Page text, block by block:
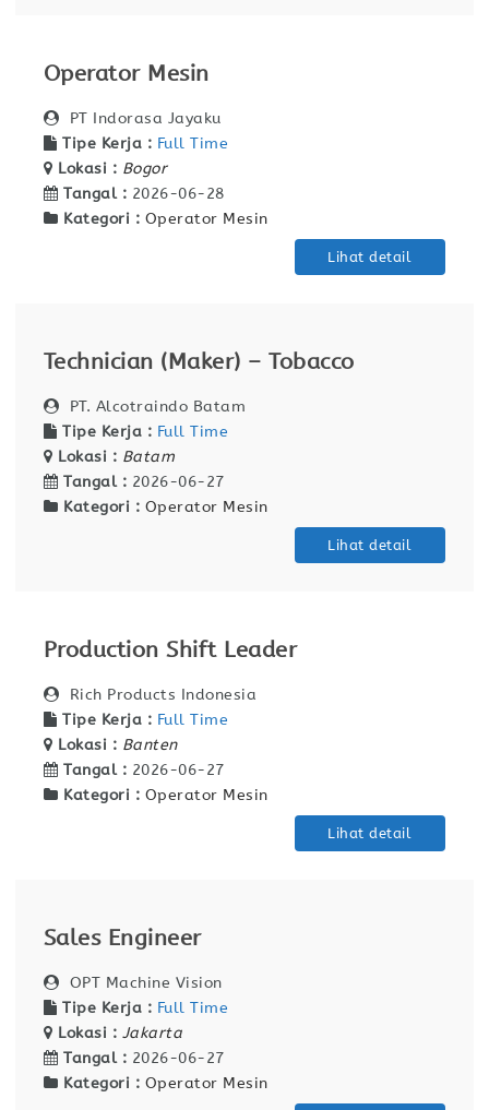
Operator Mesin
PT Indorasa Jayaku
Tipe Kerja : Full Time
Lokasi : Bogor
Tangal : 2026-06-28
Kategori : Operator Mesin
Lihat detail
Technician (Maker) – Tobacco
PT. Alcotraindo Batam
Tipe Kerja : Full Time
Lokasi : Batam
Tangal : 2026-06-27
Kategori : Operator Mesin
Lihat detail
Production Shift Leader
Rich Products Indonesia
Tipe Kerja : Full Time
Lokasi : Banten
Tangal : 2026-06-27
Kategori : Operator Mesin
Lihat detail
Sales Engineer
OPT Machine Vision
Tipe Kerja : Full Time
Lokasi : Jakarta
Tangal : 2026-06-27
Kategori : Operator Mesin